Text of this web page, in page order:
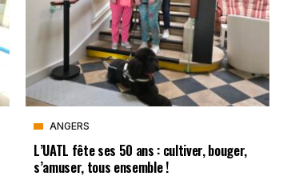
ANGERS
L’UATL fête ses 50 ans : cultiver, bouger,
s’amuser, tous ensemble !